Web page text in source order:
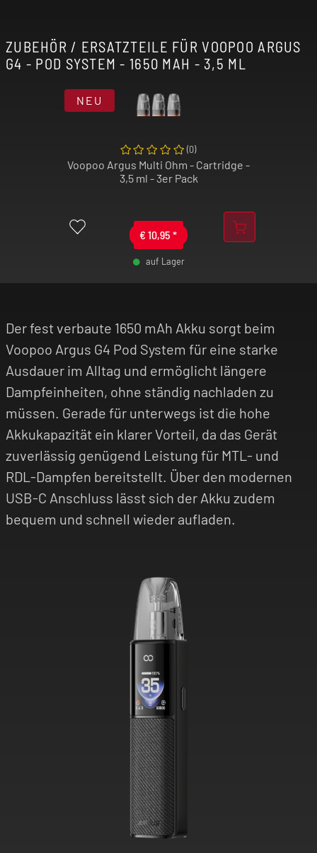
Ob als zuverlässiges Starterset für Umsteiger
oder als leistungsstarkes Zweitgerät für Profis:
ein technisch ausgereiftesPod System
Design und Funktionalität perfekt kombiniert.
ZUBEHÖR / ERSATZTEILE FÜR VOOPOO ARGUS
G4 - POD SYSTEM - 1650 MAH - 3,5 ML
€ 10,95 *
auf Lager
(0)
Voopoo Argus Multi Ohm - Cartridge -
3,5 ml - 3er Pack
NEU
Der fest verbaute 1650 mAh Akku sorgt beim
Voopoo Argus G4 Pod System für eine starke
Ausdauer im Alltag und ermöglicht längere
Dampfeinheiten, ohne ständig nachladen zu
müssen. Gerade für unterwegs ist die hohe
Akkukapazität ein klarer Vorteil, da das Gerät
zuverlässig genügend Leistung für MTL- und
RDL-Dampfen bereitstellt. Über den modernen
USB-C Anschluss lässt sich der Akku zudem
bequem und schnell wieder aufladen.